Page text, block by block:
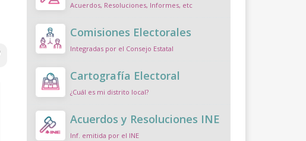
Acuerdos, Resoluciones, Informes, etc
Comisiones Electorales
Integradas por el Consejo Estatal
Cartografía Electoral
¿Cuál es mi distrito local?
Acuerdos y Resoluciones INE
Inf. emitida por el INE